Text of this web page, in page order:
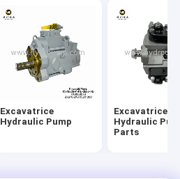
Excavatrice
Hydraulic Pump
Excavatrice
Hydraulic
Parts